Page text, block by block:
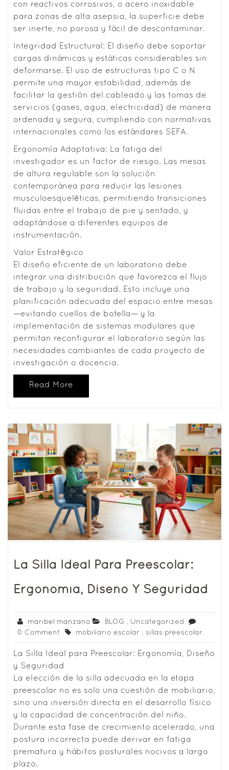
con reactivos corrosivos, o acero inoxidable
para zonas de alta asepsia, la superficie debe
ser inerte, no porosa y fácil de descontaminar.
Integridad Estructural: El diseño debe soportar
cargas dinámicas y estáticas considerables sin
deformarse. El uso de estructuras tipo C o N
permite una mayor estabilidad, además de
facilitar la gestión del cableado y las tomas de
servicios (gases, agua, electricidad) de manera
ordenada y segura, cumpliendo con normativas
internacionales como los estándares SEFA.
Ergonomía Adaptativa: La fatiga del
investigador es un factor de riesgo. Las mesas
de altura regulable son la solución
contemporánea para reducir las lesiones
musculoesqueléticas, permitiendo transiciones
fluidas entre el trabajo de pie y sentado, y
adaptándose a diferentes equipos de
instrumentación.
Valor Estratégico
El diseño eficiente de un laboratorio debe
integrar una distribución que favorezca el flujo
de trabajo y la seguridad. Esto incluye una
planificación adecuada del espacio entre mesas
—evitando cuellos de botella— y la
implementación de sistemas modulares que
permitan reconfigurar el laboratorio según las
necesidades cambiantes de cada proyecto de
investigación o docencia.
Read More
La Silla Ideal Para Preescolar:
Ergonomía, Diseño Y Seguridad
maribel manzano BLOG , Uncategorized
0 Comment
mobiliario escolar , sillas preescolar
La Silla Ideal para Preescolar: Ergonomía, Diseño
y Seguridad
La elección de la silla adecuada en la etapa
preescolar no es solo una cuestión de mobiliario,
sino una inversión directa en el desarrollo físico
y la capacidad de concentración del niño.
Durante esta fase de crecimiento acelerado, una
postura incorrecta puede derivar en fatiga
prematura y hábitos posturales nocivos a largo
plazo.